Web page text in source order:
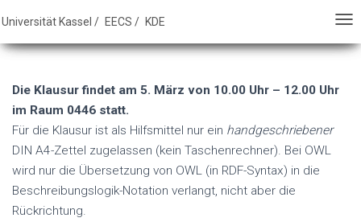
- FB16 - Universität Kassel
A
Universität Kassel / EECS / KDE
A
Die Klausur findet am 5. März von 10.00 Uhr – 12.00 Uhr
im Raum 0446 statt.
Für die Klausur ist als Hilfsmittel nur ein handgeschriebener
DIN A4-Zettel zugelassen (kein Taschenrechner). Bei OWL
wird nur die Übersetzung von OWL (in RDF-Syntax) in die
Beschreibungslogik-Notation verlangt, nicht aber die
Rückrichtung.